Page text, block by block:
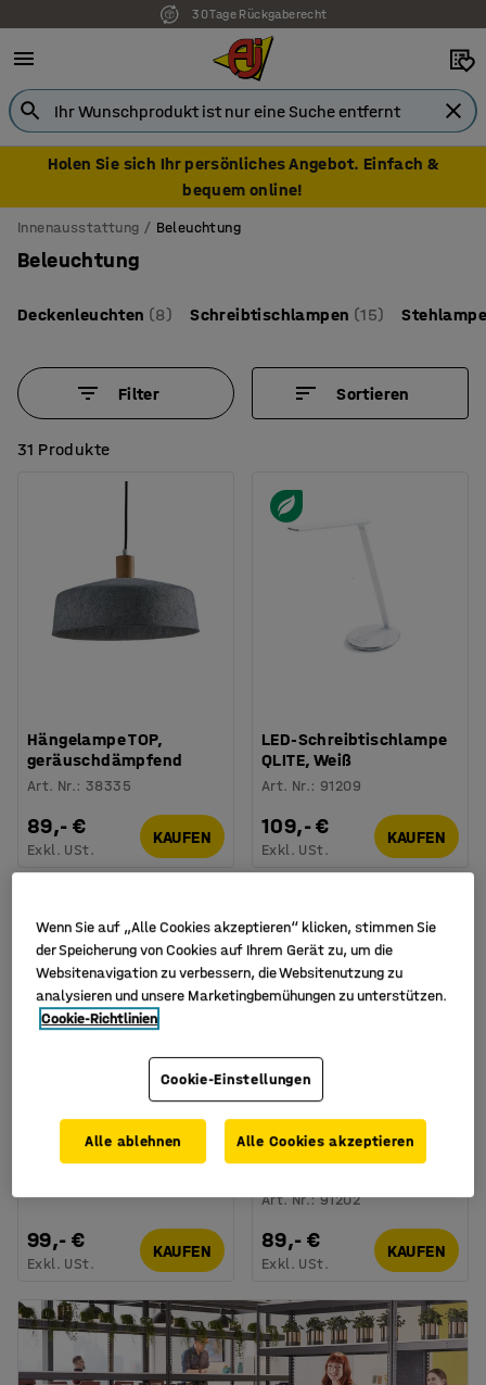
7 Jahre Garantie
Holen Sie sich Ihr persönliches Angebot. Einfach &
bequem online!
Innenausstattung Beleuchtung
Beleuchtung
Deckenleuchten (8) Schreibtischlampen (15)
Filter Sortieren
31 Produkte
Hängelampe TOP,
geräuschdämpfend
Art. Nr.:38335
89,- €
Exkl. USt.
KAUFEN
LED-Schreibtischlampe
QLITE, Weiß
Art. Nr.: 91209
109,- €
Exkl. USt.
KAUFEN
Stehleuchte ASTRO, weiß
99,- €
Exkl. USt.
KAUFEN
LED-Schreibtischlampe
Art. Nr.:91202
89,- €
Exkl. USt.
KAUFEN
Wenn Sie auf „Alle Cookies akzeptieren“ klicken, stimmen Sie
der Speicherung von Cookies auf Ihrem Gerät zu, um die
Websitenavigation zu verbessern, die Websitenutzung zu
analysieren und unsere Marketingbemühungen zu unterstützen.
Cookie-Richtlinien
Cookie-Einstellungen
Alle ablehnen Alle Cookies akzeptieren